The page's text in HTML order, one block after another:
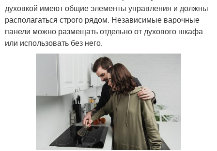
духовкой имеют общие элементы управления и должны
располагаться строго рядом. Независимые варочные
панели можно размещать отдельно от духового шкафа
или использовать без него.